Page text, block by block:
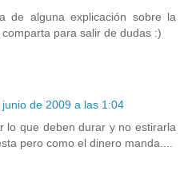
de alguna explicación sobre la
para salir de dudas :)
de 2009 a las 1:04
lo que deben durar y no estirarla
pero como el dinero manda....